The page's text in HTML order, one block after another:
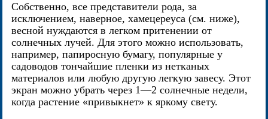
Собственно, все представители рода, за
исключением, наверное, хамецереуса (см. ниже),
весной нуждаются в легком притенении от
солнечных лучей. Для этого можно использовать,
например, папиросную бумагу, популярные у
садоводов тончайшие пленки из нетканых
материалов или любую другую легкую завесу. Этот
экран можно убрать через 1—2 солнечные недели,
когда растение «привыкнет» к яркому свету.